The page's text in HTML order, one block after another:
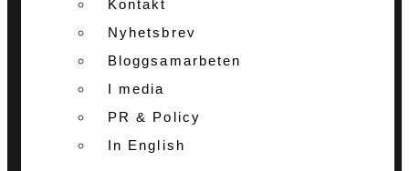
Kontakt
Nyhetsbrev
Bloggsamarbeten
I media
PR & Policy
In English